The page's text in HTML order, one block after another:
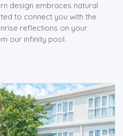
design embraces natural
to connect you with the
reflections on your
our infinity pool.